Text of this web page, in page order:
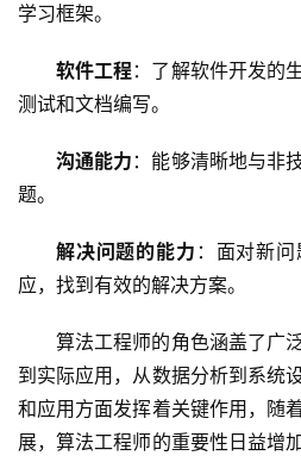
学习框架。
软件工程：了解软件开发的
测试和文档编写。
沟通能力 ：能够清晰地与非
题。
解决问题的能力 ：面对新
应，找到有效的解决方案。
算法工程师的角色涵盖了广
到实际应用，从数据分析到系统
和应用方面发挥着关键作用，随
展，算法工程师的重要性日益增